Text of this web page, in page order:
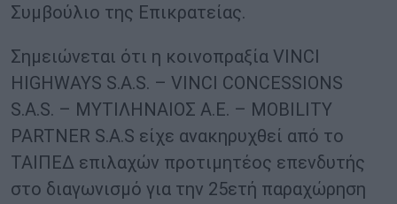
Συμβούλιο της Επικρατείας.
Σημειώνεται ότι η κοινοπραξία VINCI
HIGHWAYS S.A.S. – VINCI CONCESSIONS
S.A.S. – ΜΥΤΙΛΗΝΑΙΟΣ Α.Ε. – MOBILITY
PARTNER S.A.S είχε ανακηρυχθεί από το
ΤΑΙΠΕΔ επιλαχών προτιμητέος επενδυτής
στο διαγωνισμό για την 25ετή παραχώρηση